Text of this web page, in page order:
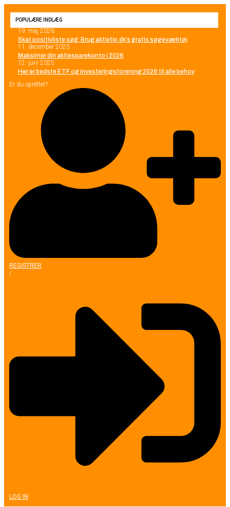
POPULÆRE INDLÆG
19. maj 2026
Skat positivliste søg: Brug aktietip.dk’s gratis søgeværktøj
11. december 2025
Maksimer din aktiesparekonto i 2026
12. juni 2025
Her er bedste ETF og investeringsforening 2026 til alle behov
Er du oprettet?
REGISTRER
/
LOG IN